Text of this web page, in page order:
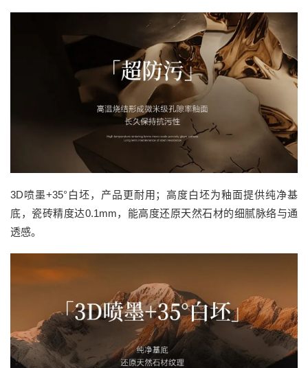
3D喷墨+35°白坯，产品更耐用；高度白坯为釉面提供纯净基
底，瓷砖精度达0.1mm，能高度还原天然石材的细腻脉络与通
透感。